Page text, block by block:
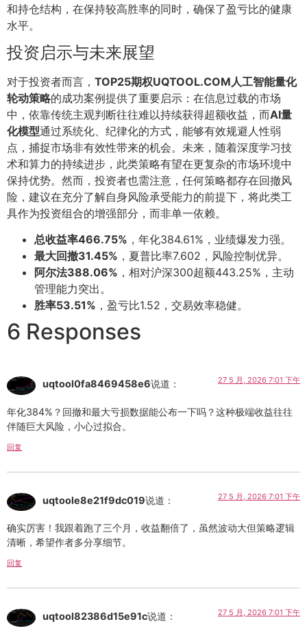
和持仓结构，在保持较高胜率的同时，确保了盈亏比的健康
水平。
投资启示与未来展望
对于投资者而言， TOP25期权UQTOOL.COM人工智能量化
轮动策略的成功案例提供了重要启示：在信息过载的市场
中，依靠传统主观判断往往难以持续获得超额收益，而AI量
化模型通过系统化、纪律化的方式，能够有效规避人性弱
点，捕捉市场非有效性带来的机会。未来，随着深度学习技
术和算力的持续进步，此类策略有望在更复杂的市场环境中
保持优势。然而，投资者也需注意，任何策略都存在回撤风
险，建议在充分了解自身风险承受能力的前提下，将此类工
具作为投资组合的增强部分，而非单一依赖。
总收益率466.75% ，年化384.61%，业绩爆发力强。
最大回撤31.45% ，夏普比率7.602，风险控制优异。
阿尔法388.06% ，相对沪深300超额443.25%，主动
管理能力突出。
胜率53.51% ，盈亏比1.52，交易效率稳健。
6 Responses
uqtool0fa8469458e6说道： 27 5 月, 2026 7:01 下午
年化384%？回撤和最大亏损数据能公布一下吗？这种极端收益往往
伴随巨大风险，小心过拟合。
回复
uqtoole8e21f9dc019说道： 27 5 月, 2026 7:01 下午
确实厉害！我跟着跑了三个月，收益翻倍了，虽然波动大但策略逻辑
清晰，希望作者多分享细节。
回复
uqtool82386d15e91c说道： 27 5 月, 2026 7:01 下午